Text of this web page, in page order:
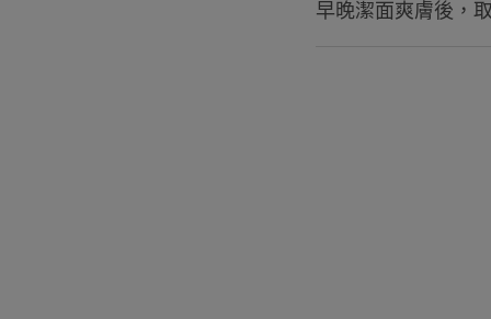
早晚潔面爽膚後，